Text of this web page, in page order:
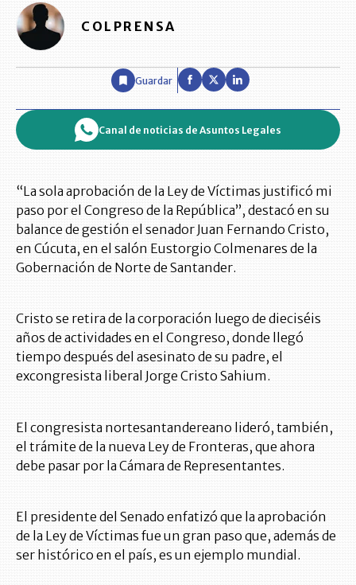
COLPRENSA
Guardar
Canal de noticias de Asuntos Legales
“La sola aprobación de la Ley de Víctimas justificó mi
paso por el Congreso de la República”, destacó en su
balance de gestión el senador Juan Fernando Cristo,
en Cúcuta, en el salón Eustorgio Colmenares de la
Gobernación de Norte de Santander.
Cristo se retira de la corporación luego de dieciséis
años de actividades en el Congreso, donde llegó
tiempo después del asesinato de su padre, el
excongresista liberal Jorge Cristo Sahium.
El congresista nortesantandereano lideró, también,
el trámite de la nueva Ley de Fronteras, que ahora
debe pasar por la Cámara de Representantes.
El presidente del Senado enfatizó que la aprobación
de la Ley de Víctimas fue un gran paso que, además de
ser histórico en el país, es un ejemplo mundial.